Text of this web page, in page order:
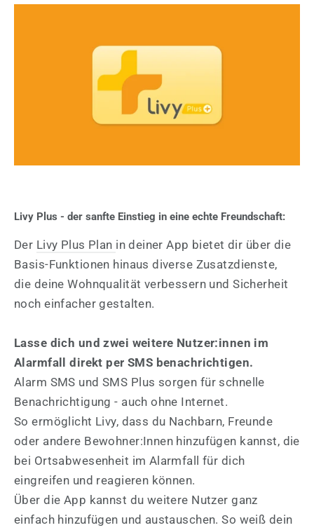
Livy Plus - der sanfte Einstieg in eine echte Freundschaft:
Der Livy Plus Plan in deiner App bietet dir über die
Basis-Funktionen hinaus diverse Zusatzdienste,
die deine Wohnqualität verbessern und Sicherheit
noch einfacher gestalten.
Lasse dich und zwei weitere Nutzer:innen im
Alarmfall direkt per SMS benachrichtigen.
Alarm SMS und SMS Plus sorgen für schnelle
Benachrichtigung - auch ohne Internet.
So ermöglicht Livy, dass du Nachbarn, Freunde
oder andere Bewohner:Innen hinzufügen kannst, die
bei Ortsabwesenheit im Alarmfall für dich
eingreifen und reagieren können.
Über die App kannst du weitere Nutzer ganz
einfach hinzufügen und austauschen. So weiß dein